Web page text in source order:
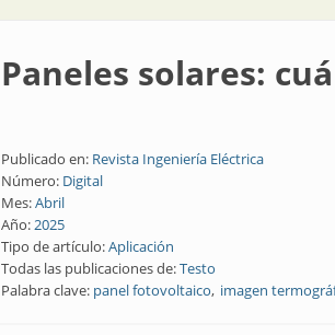
Paneles solares:
Publicado en: Revista Ingeniería Eléctrica
Número: Digital
Mes:Abril
Año:2025
Tipo de artículo:Aplicación
Todas las publicaciones de:Testo
Palabra clave: panel fotovoltaico imagen